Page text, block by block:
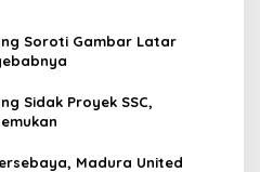
Soroti Gambar Latar
Sidak Proyek SSC,
Madura United